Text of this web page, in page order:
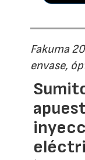
Fakuma
envase,